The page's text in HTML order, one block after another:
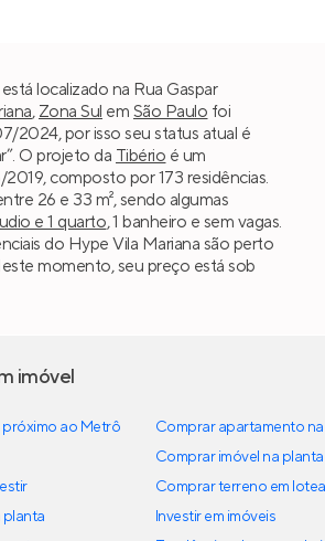
localizado na Rua Gaspar
, Zona Sul em São Paulo foi
2024, por isso seu status atual é
O projeto da Tibério é um
composto por 173 residências.
26 e 33 m², sendo algumas
e 1 quarto, 1 banheiro e sem vagas.
do Hype Vila Mariana são perto
momento, seu preço está sob
imóvel
ao Metrô
planta
Comprar apartamento
Comprar imóvel na planta
Comprar terreno em
Investir em imóveis